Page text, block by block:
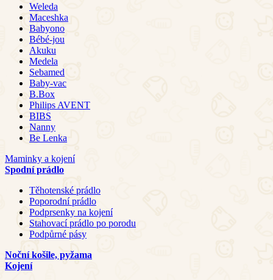
Weleda
Maceshka
Babyono
Bébé-jou
Akuku
Medela
Sebamed
Baby-vac
B.Box
Philips AVENT
BIBS
Nanny
Be Lenka
Maminky a kojení
Spodní prádlo
Těhotenské prádlo
Poporodní prádlo
Podprsenky na kojení
Stahovací prádlo po porodu
Podpůrné pásy
Noční košile, pyžama
Kojení